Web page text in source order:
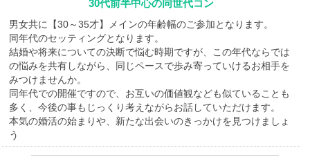
30代前半中心の同世代コン
男女共に【30～35才】メインの年齢幅のご参加となります。
同年代のセッティングとなります。
結婚や将来についての決断で悩む時期ですが、この年代ならでは
の悩みを共有しながら、同じペースで歩み寄っていけるお相手を
みつけませんか。
同年代での開催ですので、お互いの価値観なども似ていることも
多く、今後の事もじっくり考えながらお話していただけます。
本気の婚活の始まりや、新たな出会いのきっかけを見つけましょ
う